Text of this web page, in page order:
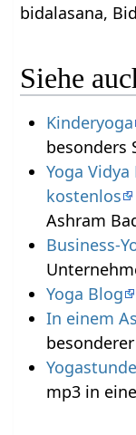
bidalasana,
Siehe
Kinderyoga
besonders
Yoga
kostenlos
Ashram
Business-
Yoga Blog
In einem
mp3 in